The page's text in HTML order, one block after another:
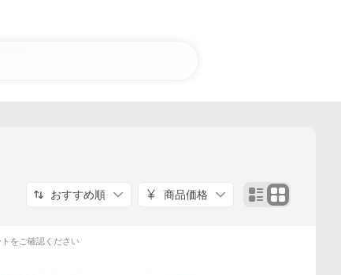
おすすめ順 商品価格
をご確認ください